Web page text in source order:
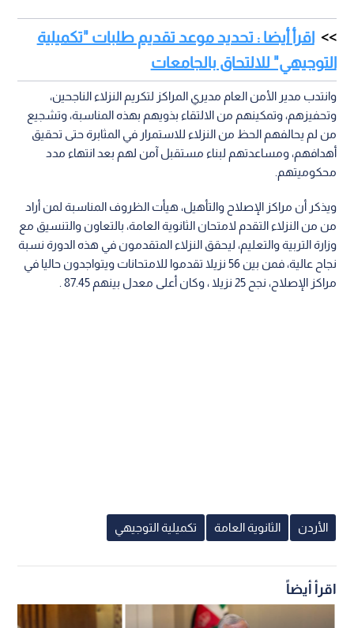
اقرأ أيضا : تحديد موعد تقديم طلبات "تكميلية
التوجيهي" للالتحاق بالجامعات
وانتدب مدير الأمن العام مديري المراكز لتكريم النزلاء الناجحين،
وتحفيزهم، وتمكينهم من الالتقاء بذويهم بهذه المناسبة، وتشجيع
من لم يحالفهم الحظ من النزلاء للاستمرار في المثابرة حتى تحقيق
أهدافهم، ومساعدتهم لبناء مستقبل آمن لهم بعد انتهاء مدد
محكوميتهم.
ويذكر أن مراكز الإصلاح والتأهيل، هيأت الظروف المناسبة لمن أراد
من من النزلاء التقدم لامتحان الثانوية العامة، بالتعاون والتنسيق مع
وزارة التربية والتعليم، ليحقق النزلاء المتقدمون في هذه الدورة نسبة
نجاح عالية، فمن بين 56 نزيلا تقدموا للامتحانات ويتواجدون حاليا في
مراكز الإصلاح، نجح 25 نزيلا ، وكان أعلى معدل بينهم 87.45 .
الأردن الثانوية العامة تكميلية التوجيهي
اقرأ أيضاً